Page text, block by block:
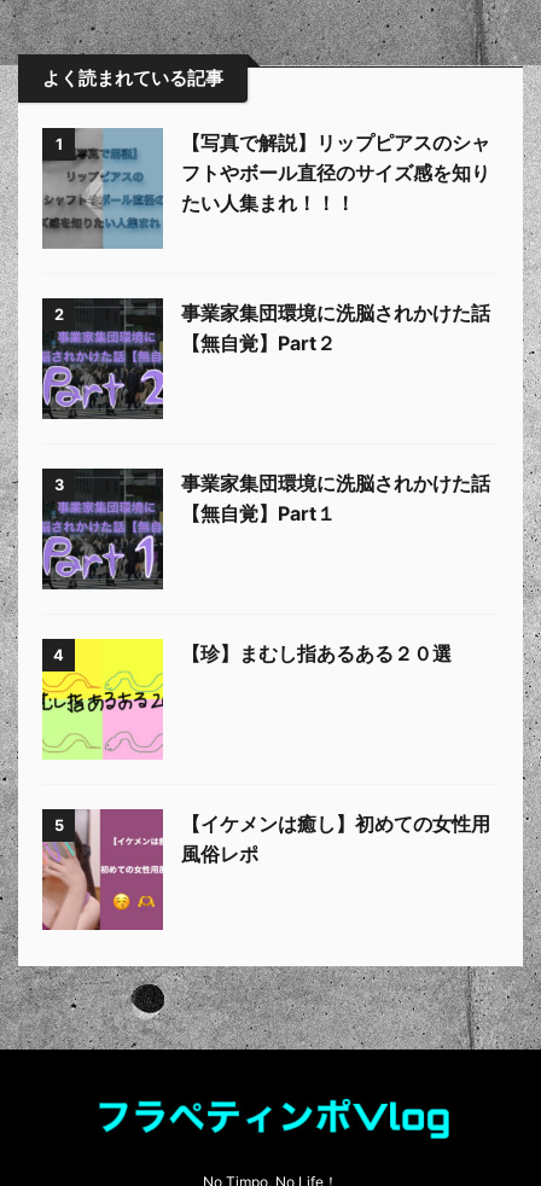
よく読まれている記事
1
【写真で解説】リップピアスのシャ
フトやボール直径のサイズ感を知り
たい人集まれ！！！
2
事業家集団環境に洗脳されかけた話
【無自覚】Part２
3
事業家集団環境に洗脳されかけた話
【無自覚】Part１
4 【珍】まむし指あるある２０選
5
【イケメンは癒し】初めての女性用
風俗レポ
No Timpo, No Life！